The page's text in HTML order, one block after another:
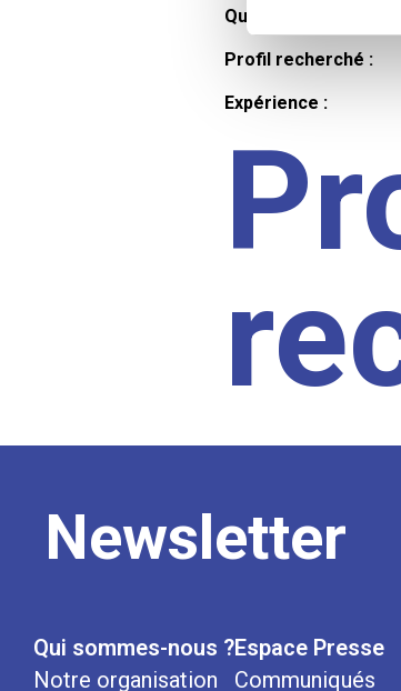
Qualifications et
Profil recherché :
Expérience :
Newsletter
Qui sommes-nous ?
Notre organisation
Espace Presse
Communiqués